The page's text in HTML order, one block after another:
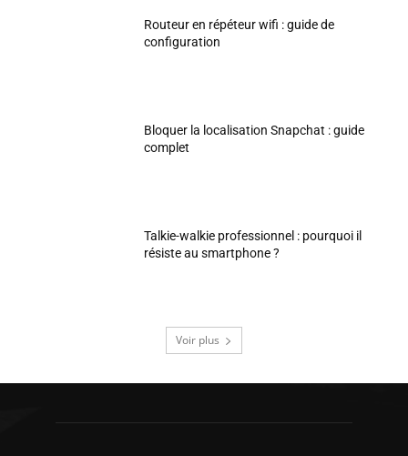
Routeur en répéteur wifi : guide de
configuration
Bloquer la localisation Snapchat : guide
complet
Talkie-walkie professionnel : pourquoi il
résiste au smartphone ?
Voir plus